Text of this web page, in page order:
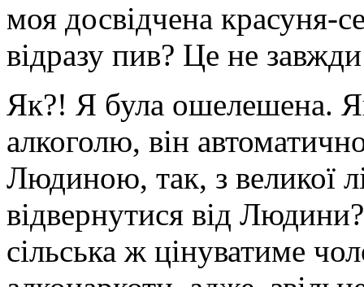
моя досвідчена красуня-
відразу пив? Це не
Як?! Я була ошелешена.
алкоголю, він
Людиною, так, з великої
відвернутися від
сільська ж цінуватиме